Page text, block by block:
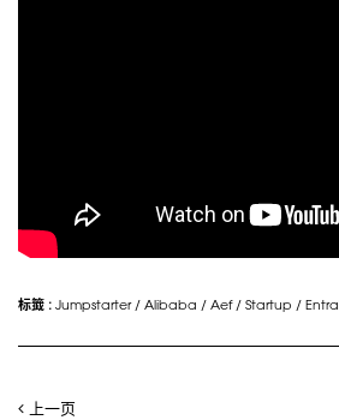
标籤 : Jumpstarter/ Alibaba / Aef/ Startup /
上一页